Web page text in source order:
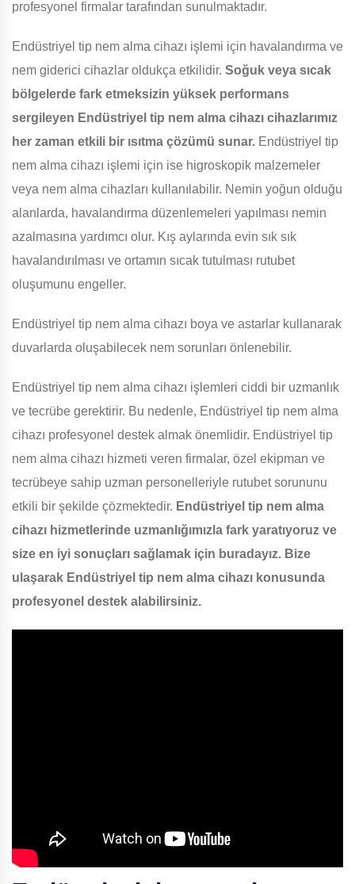
profesyonel firmalar tarafından sunulmaktadır.
Endüstriyel tip nem alma cihazı işlemi için havalandırma ve
nem giderici cihazlar oldukça etkilidir. Soğuk veya sıcak
bölgelerde fark etmeksizin yüksek performans
sergileyen Endüstriyel tip nem alma cihazı cihazlarımız
her zaman etkili bir ısıtma çözümü sunar. Endüstriyel tip
nem alma cihazı işlemi için ise higroskopik malzemeler
veya nem alma cihazları kullanılabilir. Nemin yoğun olduğu
alanlarda, havalandırma düzenlemeleri yapılması nemin
azalmasına yardımcı olur. Kış aylarında evin sık sık
havalandırılması ve ortamın sıcak tutulması rutubet
oluşumunu engeller.
Endüstriyel tip nem alma cihazı boya ve astarlar kullanarak
duvarlarda oluşabilecek nem sorunları önlenebilir.
Endüstriyel tip nem alma cihazı işlemleri ciddi bir uzmanlık
ve tecrübe gerektirir. Bu nedenle, Endüstriyel tip nem alma
cihazı profesyonel destek almak önemlidir. Endüstriyel tip
nem alma cihazı hizmeti veren firmalar, özel ekipman ve
tecrübeye sahip uzman personelleriyle rutubet sorununu
etkili bir şekilde çözmektedir. Endüstriyel tip nem alma
cihazı hizmetlerinde uzmanlığımızla fark yaratıyoruz ve
size en iyi sonuçları sağlamak için buradayız. Bize
ulaşarak Endüstriyel tip nem alma cihazı konusunda
profesyonel destek alabilirsiniz.